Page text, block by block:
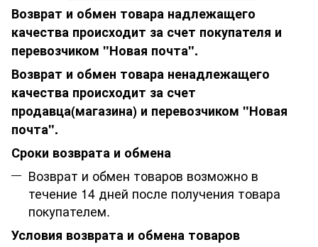
Возврат и обмен товара надлежащего
качества происходит за счет покупателя и
перевозчиком "Новая почта".
Возврат и обмен товара ненадлежащего
качества происходит за счет
продавца(магазина) и перевозчиком "Новая
почта".
Сроки возврата и обмена
Возврат и обмен товаров возможно в
течение 14 дней после получения товара
покупателем.
Условия возврата и обмена товаров